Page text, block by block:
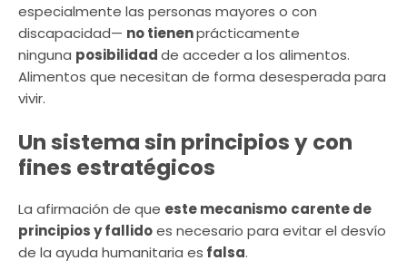
especialmente las personas mayores o con
discapacidad— no tienenprácticamente
ninguna posibilidadde acceder a los alimentos.
Alimentos que necesitan de forma desesperada para
vivir.
Un sistema sin principios y con
fines estratégicos
La afirmación de que este mecanismo carente de
principios y fallidoes necesario para evitar el desvío
de la ayuda humanitaria es falsa.